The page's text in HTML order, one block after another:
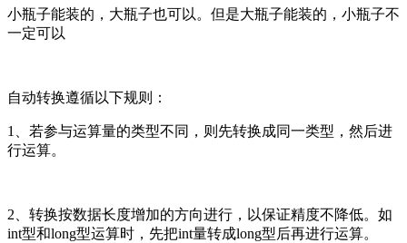
小瓶子能装的，大瓶子也可以。但是大瓶子能装的，小瓶子不
一定可以
自动转换遵循以下规则：
1、若参与运算量的类型不同，则先转换成同一类型，然后进
行运算。
2、转换按数据长度增加的方向进行，以保证精度不降低。如
int型和long型运算时，先把int量转成long型后再进行运算。